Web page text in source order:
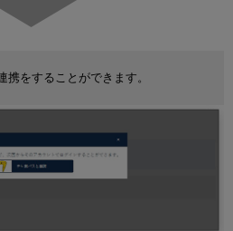
をすることができます。